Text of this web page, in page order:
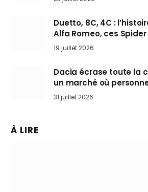
Duetto, 8C, 4C :
Alfa Romeo, ces
l’art de rouler cheveux
19 juillet 2026
Dacia écrase toute la
un marché où
31 juillet 2026
À LIRE